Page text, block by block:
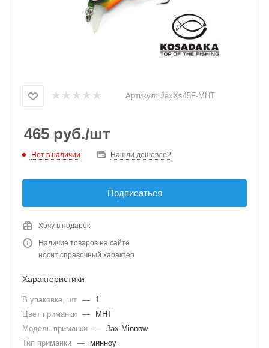
Артикул: JaxXs45F-MHT
465 руб./шт
Нет в наличии Нашли дешевле?
Подписаться
Хочу в подарок
Наличие товаров на сайте
носит справочный характер
Характеристики
В упаковке, шт —
1
Цвет приманки —
MHT
Модель приманки — Jax Minnow
Тип приманки —
минноу